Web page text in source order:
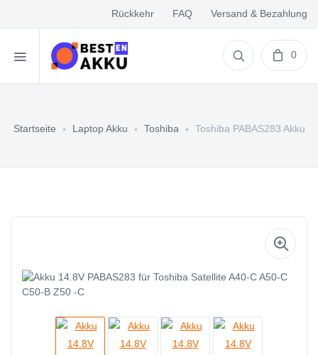
Rückkehr FAQ Versand & Bezahlung
0
Startseite Laptop Akku Toshiba Toshiba PABAS283 Akku